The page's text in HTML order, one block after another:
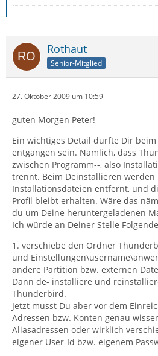
Rothaut
Senior-Mitglied
27. Oktober 2009 um 10:59
guten Morgen Peter!
Ein wichtiges Detail dürfte Dir
entgangen sein. Nämlich, dass
zwischen Programm--, also
trennt. Beim Deinstallieren werden
Installationsdateien entfernt, und
Profil bleibt erhalten. Wäre das
du um Deine heruntergeladenen
Ich würde an Deiner Stelle
1. verschiebe den Ordner
und
andere Partition bzw. externen
Dann de- installiere und
Thunderbird.
Jetzt musst Du aber vor dem
Adressen bzw. Konten genau
Aliasadressen oder wirklich
eigener User-Id bzw. eigenem